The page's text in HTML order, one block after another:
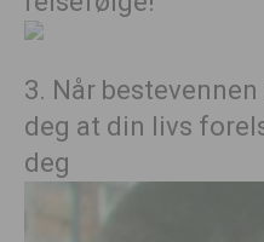
3. Når
deg at din livs
deg